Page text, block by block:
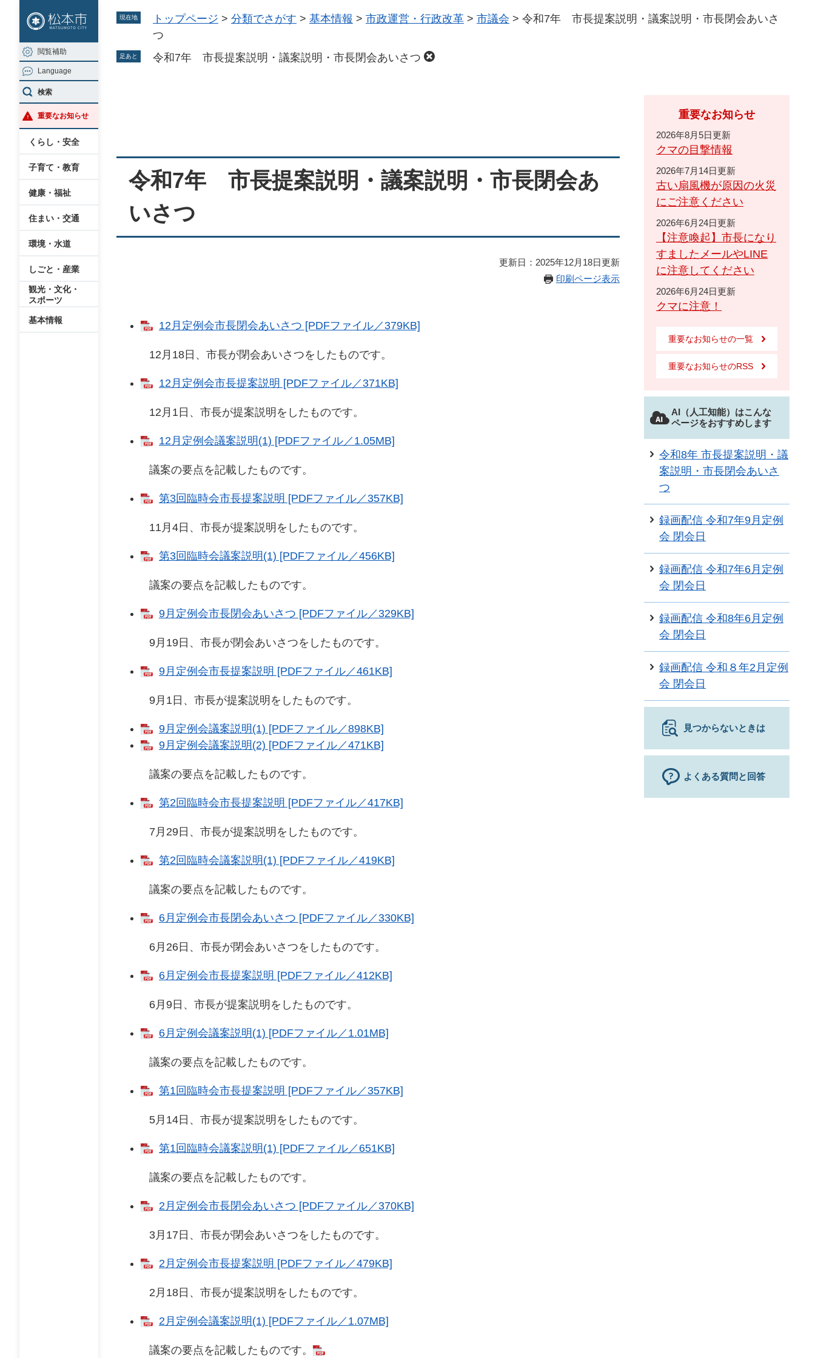
ジ
の
先
頭
で
す
ュ
ー
を
飛
ば
し
閲覧補助
Language
検索
重要なお知らせ
くらし・安全
子育て・教育
健康・福祉
住まい・交通
環境・水道
しごと・産業
観光・文化・
スポーツ
基本情報
現在地 トップページ > 分類でさがす > 基本情報 > 市政運営・行政改革 > 市議会 > 令和7年 市長提案説明・議案説明・市長閉会あいさ
つ
足あと 令和7年 市長提案説明・議案説明・市長閉会あいさつ
令和7年 市長提案説明・議案説明・市長閉会あ
いさつ
更新日：2025年12月18日更新
印刷ページ表示
12月定例会市長閉会あいさつ [PDFファイル／379KB]
12月18日、市長が閉会あいさつをしたものです。
12月定例会市長提案説明 [PDFファイル／371KB]
12月1日、市長が提案説明をしたものです。
12月定例会議案説明(1) [PDFファイル／1.05MB]
議案の要点を記載したものです。
第3回臨時会市長提案説明 [PDFファイル／357KB]
11月4日、市長が提案説明をしたものです。​
第3回臨時会議案説明(1) [PDFファイル／456KB]
議案の要点を記載したものです。
9月定例会市長閉会あいさつ [PDFファイル／329KB]
9月19日、市長が閉会あいさつをしたものです。
9月定例会市長提案説明 [PDFファイル／461KB]
9月1日、市長が提案説明をしたものです。​
9月定例会議案説明(1) [PDFファイル／898KB]
9月定例会議案説明(2) [PDFファイル／471KB]
議案の要点を記載したものです。
第2回臨時会市長提案説明 [PDFファイル／417KB]
7月29日、市長が提案説明をしたものです。​
第2回臨時会議案説明(1) [PDFファイル／419KB]
議案の要点を記載したものです。
6月定例会市長閉会あいさつ [PDFファイル／330KB]
6月26日、市長が閉会あいさつをしたものです。
6月定例会市長提案説明 [PDFファイル／412KB]
6月9日、市長が提案説明をしたものです。
6月定例会議案説明(1) [PDFファイル／1.01MB]
議案の要点を記載したものです。
第1回臨時会市長提案説明 [PDFファイル／357KB]
5月14日、市長が提案説明をしたものです。​
第1回臨時会議案説明(1) [PDFファイル／651KB]
議案の要点を記載したものです。
2月定例会市長閉会あいさつ [PDFファイル／370KB]
3月17日、市長が閉会あいさつをしたものです。
2月定例会市長提案説明 [PDFファイル／479KB]
2月18日、市長が提案説明をしたものです。
2月定例会議案説明(1) [PDFファイル／1.07MB]
議案の要点を記載したものです。
重要なお知らせ
2026年8月5日更新
クマの目撃情報
2026年7月14日更新
古い扇風機が原因の火災
にご注意ください
2026年6月24日更新
【注意喚起】市長になり
すましたメールやLINE
に注意してください
2026年6月24日更新
クマに注意！
重要なお知らせの一覧
重要なお知らせのRSS
AI（人工知能）はこんな
ページをおすすめします
令和8年 市長提案説明・議
案説明・市長閉会あいさ
つ
録画配信 令和7年9月定例
会 閉会日
録画配信 令和7年6月定例
会 閉会日
録画配信 令和8年6月定例
会 閉会日
録画配信 令和８年2月定例
会 閉会日
見つからないときは
よくある質問と回答